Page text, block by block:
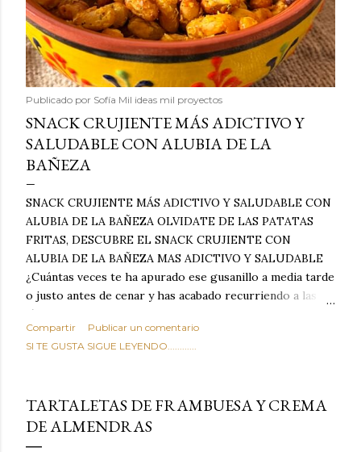
Publicado por Sofía Mil ideas mil proyectos
SNACK CRUJIENTE MÁS ADICTIVO Y
SALUDABLE CON ALUBIA DE LA
BAÑEZA
SNACK CRUJIENTE MÁS ADICTIVO Y SALUDABLE CON
ALUBIA DE LA BAÑEZA OLVIDATE DE LAS PATATAS
FRITAS, DESCUBRE EL SNACK CRUJIENTE CON
ALUBIA DE LA BAÑEZA MAS ADICTIVO Y SALUDABLE
¿Cuántas veces te ha apurado ese gusanillo a media tarde
o justo antes de cenar y has acabado recurriendo a las
típicas patatas de bolsa, frutos secos fritos o snacks
ultraprocesados llenos de grasas saturadas y sodio?
Todos hemos estado ahí. Sin embargo, cuidarse no tiene
satisface. Estas alubias crujientes al horno van a cambiar
por completo tu forma de ver las legumbres. Olvídate de
asociar las alubias únicamente a los guisos tradicionales y
Compartir
Publicar un comentario
SI TE GUSTA SIGUE LEYENDO............
TARTALETAS DE FRAMBUESA Y CREMA
DE ALMENDRAS